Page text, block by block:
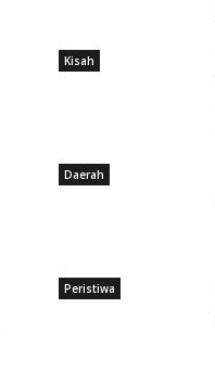
Kisah
Daerah
Peristiwa